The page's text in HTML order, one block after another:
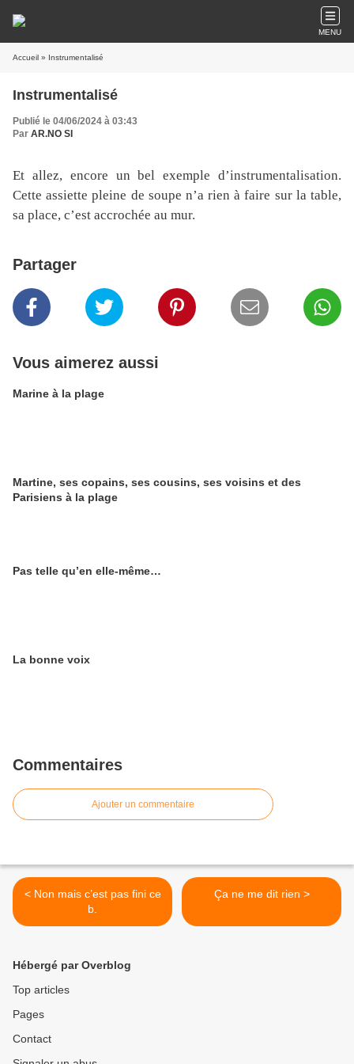
MENU
Accueil » Instrumentalisé
Instrumentalisé
Publié le 04/06/2024 à 03:43
Par AR.NO SI
Et allez, encore un bel exemple d’instrumentalisation.
Cette assiette pleine de soupe n’a rien à faire sur la table,
sa place, c’est accrochée au mur.
Partager
Vous aimerez aussi
Marine à la plage
Martine, ses copains, ses cousins, ses voisins et des
Parisiens à la plage
Pas telle qu’en elle-même…
La bonne voix
Commentaires
Ajouter un commentaire
< Non mais c’est pas fini ce
b.
Ça ne me dit rien >
Hébergé par Overblog
Top articles
Pages
Contact